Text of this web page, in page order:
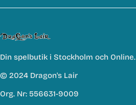
Din spelbutik i Stockholm och Online.
© 2024 Dragon's Lair
Org. Nr: 556631-9009